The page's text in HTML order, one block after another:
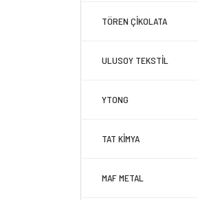
TÖREN ÇİKOLATA
ULUSOY TEKSTİL
YTONG
TAT KİMYA
MAF METAL